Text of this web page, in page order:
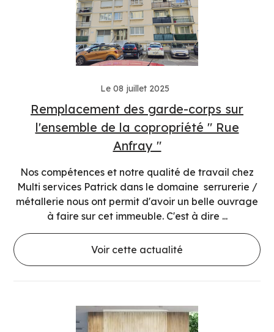
Le 08 juillet 2025
Remplacement des garde-corps sur
l'ensemble de la copropriété " Rue
Anfray "
Nos compétences et notre qualité de travail chez
Multi services Patrick dans le domaine serrurerie /
métallerie nous ont permit d'avoir un belle ouvrage
à faire sur cet immeuble. C'est à dire ...
Voir cette actualité